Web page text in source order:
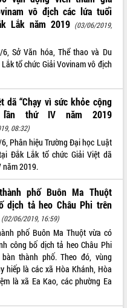
vô địch các lứa tuổi
Lắk năm 2019 (03/06/2019,
6, Sở Văn hóa, Thể thao và Du
tổ chức Giải Vovinam vô địch
dã “Chạy vì sức khỏe cộng
lần thứ IV năm 2019
08:32)
Phân hiệu Trường Đại học Luật
Đắk Lắk tổ chức Giải Việt dã
năm 2019.
phố Buôn Ma Thuột
dịch tả heo Châu Phi trên
(02/06/2019, 16:59)
phố Buôn Ma Thuột vừa có
công bố dịch tả heo Châu Phi
thành phố. Theo đó, vùng
hiếp là các xã Hòa Khánh, Hòa
là xã Ea Kao, các phường Ea